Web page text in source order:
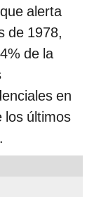
alerta
de 1978,
de la
en
los últimos